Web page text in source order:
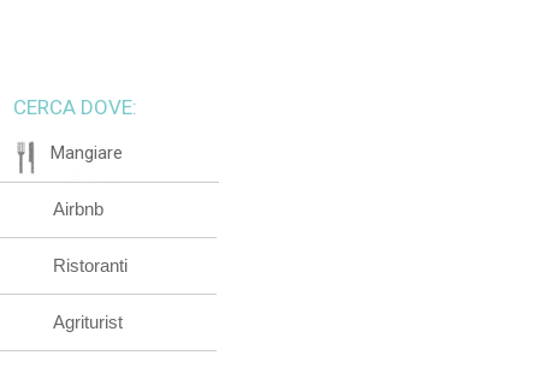
CERCA DOVE:
Mangiare
Airbnb
Ristoranti
Agriturist